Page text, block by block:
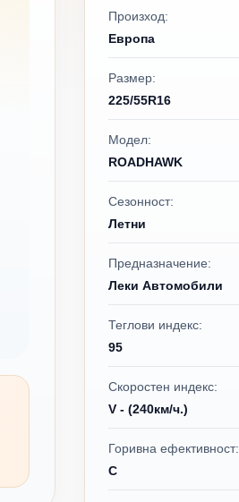
Произход:
Европа
Размер:
225/55R16
Модел:
ROADHAWK
Сезонност:
Летни
Предназначение:
Леки Автомобили
Теглови индекс:
95
Скоростен индекс:
V - (240км/ч.)
Горивна ефективност:
C